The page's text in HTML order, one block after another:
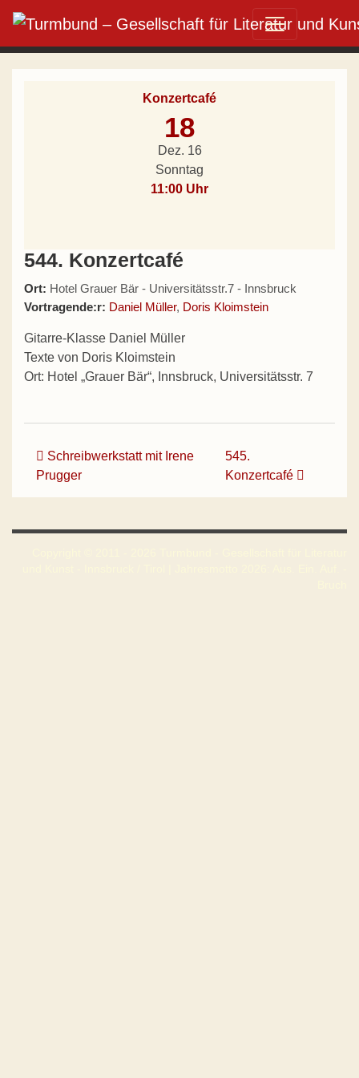
Hauptnavigation
Konzertcafé
18
Dez. 16
Sonntag
11:00 Uhr
544. Konzertcafé
Ort: Hotel Grauer Bär - Universitätsstr.7 - Innsbruck
Vortragende:r: Daniel Müller, Doris Kloimstein
Gitarre-Klasse Daniel Müller
Texte von Doris Kloimstein
Ort: Hotel „Grauer Bär“, Innsbruck, Universitätsstr. 7
Beitrags-Navigation
Schreibwerkstatt mit Irene
Prugger
545.
Konzertcafé